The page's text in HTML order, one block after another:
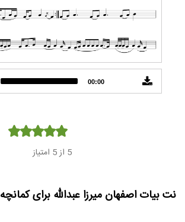
Audio
Player
00:00
5 از 5 امتیاز
نت بیات اصفهان میرزا عبدالله برای کمانچه